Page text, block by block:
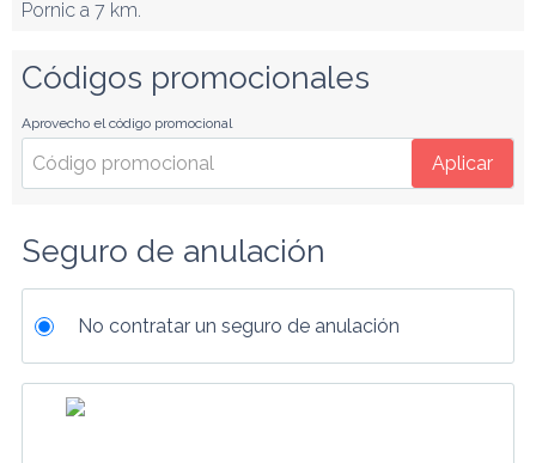
Pornic a 7 km.
Códigos promocionales
Aprovecho el código promocional
Aplicar
Seguro de anulación
No contratar un seguro de anulación